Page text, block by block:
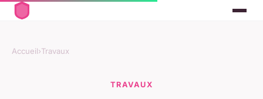
Accueil›Travaux
TRAVAUX